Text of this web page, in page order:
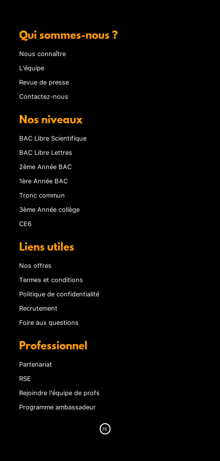
Qui sommes-nous ?
Nous connaître
L'équipe
Revue de presse
Contactez-nous
Nos niveaux
BAC Libre Scientifique
BAC Libre Lettres
2ème Année BAC
1ère Année BAC
Tronc commun
3ème Année collège
CE6
Liens utiles
Nos offres
Termes et conditions
Politique de confidentialité
Recrutement
Foire aux questions
Professionnel
Partenariat
RSE
Rejoindre l'équipe de profs
Programme ambassadeur